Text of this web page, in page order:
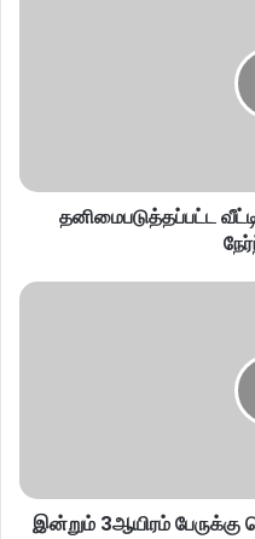
தனிமைபடுத்தப்பட்ட
இன்றும் 3ஆயிரம்